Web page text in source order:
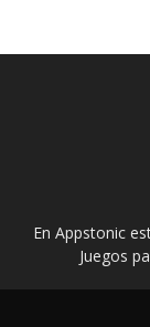
En Appstonic
Juegos